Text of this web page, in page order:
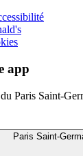
app
Paris Saint-
Paris Saint-